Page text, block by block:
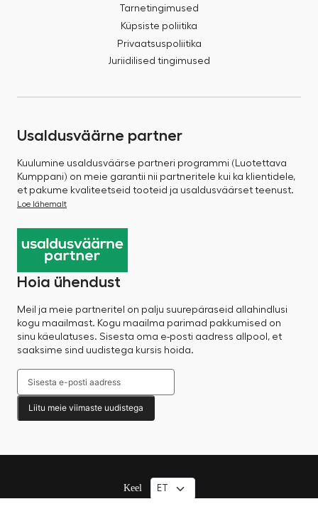
Tarnetingimused
Küpsiste poliitika
Privaatsuspoliitika
Juriidilised tingimused
Usaldusväärne partner
Kuulumine usaldusväärse partneri programmi (Luotettava
Kumppani) on meie garantii nii partneritele kui ka klientidele,
et pakume kvaliteetseid tooteid ja usaldusväärset teenust.
Loe lähemalt
Hoia ühendust
Meil ja meie partneritel on palju suurepäraseid allahindlusi
kogu maailmast. Kogu maailma parimad pakkumised on
sinu käeulatuses. Sisesta oma e-posti aadress allpool, et
saaksime sind uudistega kursis hoida.
Liitu meie viimaste uudistega
Keel